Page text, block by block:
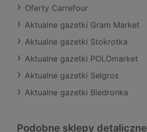
Oferty Carrefour
Aktualne gazetki Gram Market
Aktualne gazetki Stokrotka
Aktualne gazetki POLOmarket
Aktualne gazetki Selgros
Aktualne gazetki Biedronka
Podobne sklepy detaliczne